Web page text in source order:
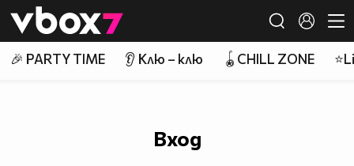
👾
🎉 PARTY TIME 👂 Клю – клю 🪀CHILL ZONE
Вход